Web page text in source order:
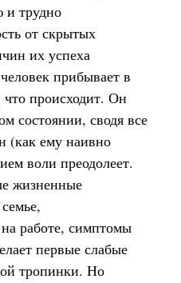
и трудно
от скрытых
их успеха
прибывает в
происходит. Он
состоянии, сводя все
(как ему наивно
воли преодолеет.
жизненные
работе, симптомы
первые слабые
тропинки. Но